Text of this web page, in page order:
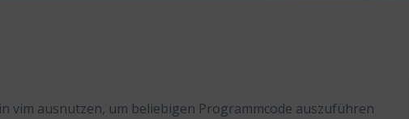
vim ausnutzen, um beliebigen Programmcode auszuführen